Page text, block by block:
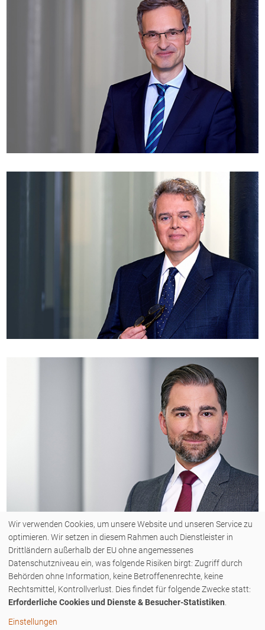
COPYRIGHT © 2026 - ZENK RECHTSANWÄLTE PARTNERSCHAFT MBB - ALLE
RECHTE VORBEHALTEN.
KONTAKT
Wir verwenden Cookies, um unsere Website und unseren Service zu
optimieren. Wir setzen in diesem Rahmen auch Dienstleister in
Drittländern außerhalb der EU ohne angemessenes
Datenschutzniveau ein, was folgende Risiken birgt: Zugriff durch
Behörden ohne Information, keine Betroffenenrechte, keine
Rechtsmittel, Kontrollverlust. Dies findet für folgende Zwecke statt:
Erforderliche Cookies und Dienste & Besucher-Statistiken
Einstellungen